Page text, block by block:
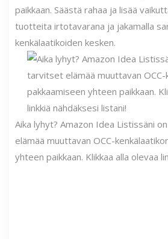
paikkaan. Säästä rahaa ja lisää
tuotteita irtotavarana ja jakamalla
kenkälaatikoiden kesken.
Aika lyhyt? Amazon Idea Listissäni
elämää muuttavan OCC-
yhteen paikkaan. Klikkaa alla olevaa